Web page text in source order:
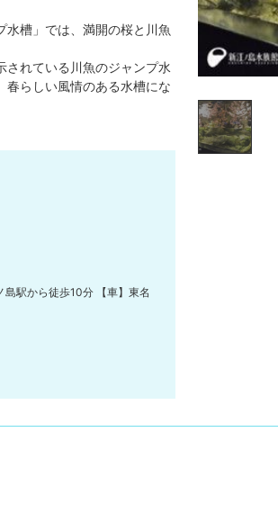
槽」では、満開の桜と川魚
されている川魚のジャンプ水
春らしい風情のある水槽にな
島駅から徒歩10分 【車】東名